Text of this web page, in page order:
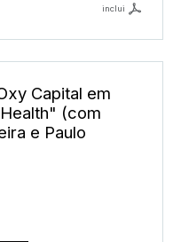
inclui
Capital em
(com
e Paulo